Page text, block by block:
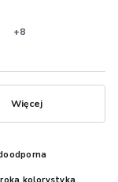
kolorystyka
+8
Więcej